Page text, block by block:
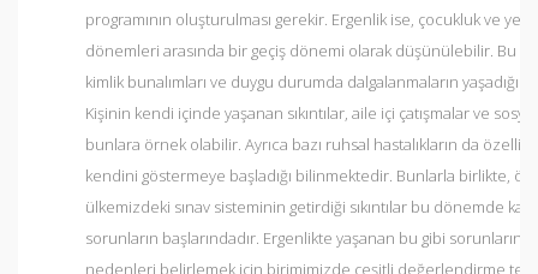
programının oluşturulması gerekir. Ergenlik ise, çocukluk ve
dönemleri arasında bir geçiş dönemi olarak düşünülebilir. Bu
kimlik bunalımları ve duygu durumda dalgalanmaların yaşadığı
Kişinin kendi içinde yaşanan sıkıntılar, aile içi çatışmalar ve
bunlara örnek olabilir. Ayrıca bazı ruhsal hastalıkların da
kendini göstermeye başladığı bilinmektedir. Bunlarla birlikte,
ülkemizdeki sınav sisteminin getirdiği sıkıntılar bu dönemde
sorunların başlarındadır. Ergenlikte yaşanan bu gibi sorunların
nedenleri belirlemek için birimimizde çeşitli değerlendirme